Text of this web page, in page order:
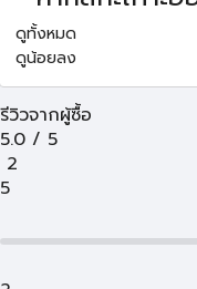
ดูทั้งหมด
ดูน้อยลง
รีวิวจากผู้ซื้อ
5.0 / 5
2
5